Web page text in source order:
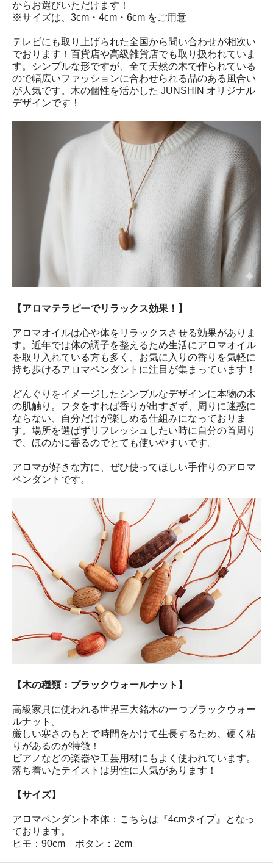
からお選びいただけます！
※サイズは、3cm・4cm・6cm をご用意
テレビにも取り上げられた全国から問い合わせが相次い
でおります！百貨店や高級雑貨店でも取り扱われていま
す。シンプルな形ですが、全て天然の木で作られている
ので幅広いファッションに合わせられる品のある風合い
が人気です。木の個性を活かした JUNSHIN オリジナル
デザインです！
【アロマテラピーでリラックス効果！】
アロマオイルは心や体をリラックスさせる効果がありま
す。近年では体の調子を整えるため生活にアロマオイル
を取り入れている方も多く、お気に入りの香りを気軽に
持ち歩けるアロマペンダントに注目が集まっています！
どんぐりをイメージしたシンプルなデザインに本物の木
の肌触り。フタをすれば香りが出すぎず、周りに迷惑に
ならない、自分だけが楽しめる仕組みになっておりま
す。場所を選ばずリフレッシュしたい時に自分の首周り
で、ほのかに香るのでとても使いやすいです。
アロマが好きな方に、ぜひ使ってほしい手作りのアロマ
ペンダントです。
【木の種類：ブラックウォールナット】
高級家具に使われる世界三大銘木の一つブラックウォー
ルナット。
厳しい寒さのもとで時間をかけて生長するため、硬く粘
りがあるのが特徴！
ピアノなどの楽器や工芸用材にもよく使われています。
落ち着いたテイストは男性に人気があります！
【サイズ】
アロマペンダント本体：こちらは『4cmタイプ』となっ
ております。
ヒモ：90cm ボタン：2cm